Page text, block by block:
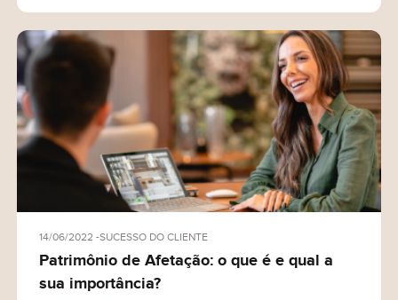
14/06/2022 SUCESSO DO CLIENTE
Patrimônio de Afetação: o que é e qual a
sua importância?